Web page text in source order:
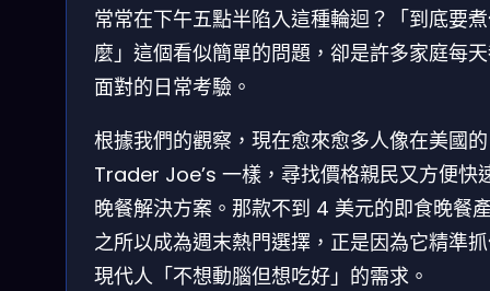
常常在下午五點半陷入這種輪迴？「到底要
麼」這個看似簡單的問題，卻是許多家庭每
面對的日常考驗。
根據我們的觀察，現在愈來愈多人像在美國的
Trader Joe’s 一樣，尋找價格親民又方便快
晚餐解決方案。那款不到 4 美元的即食晚餐
之所以成為週末熱門選擇，正是因為它精準
現代人「不想動腦但想吃好」的需求。